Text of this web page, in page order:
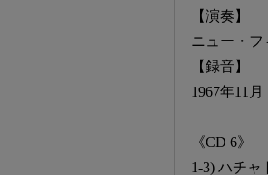
【演奏】
ニュー・フ
【録音】
1967年11月
《CD 6》
1-3) ハチャ